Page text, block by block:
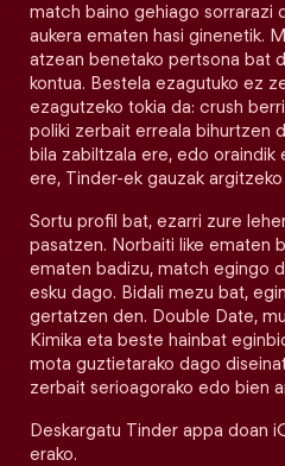
match baino gehiago sorrarazi
aukera ematen hasi ginenetik.
atzean benetako pertsona bat
kontua. Bestela ezagutuko ez
ezagutzeko tokia da: crush
poliki zerbait erreala bihurtzen
bila zabiltzala ere, edo oraindik
ere, Tinder-ek gauzak
Sortu profil bat, ezarri zure
pasatzen. Norbaiti like ematen
ematen badizu, match egingo
esku dago. Bidali mezu bat,
gertatzen den. Double Date,
Kimika eta beste hainbat
mota guztietarako dago
zerbait serioagorako edo bien
Deskargatu Tinder appa doan
erako.